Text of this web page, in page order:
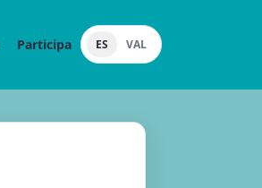
Participa ES VAL